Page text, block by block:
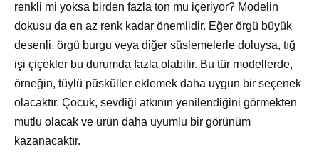
renkli mi yoksa birden fazla ton mu içeriyor? Modelin
dokusu da en az renk kadar önemlidir. Eğer örgü büyük
desenli, örgü burgu veya diğer süslemelerle doluysa, tığ
işi çiçekler bu durumda fazla olabilir. Bu tür modellerde,
örneğin, tüylü püsküller eklemek daha uygun bir seçenek
olacaktır. Çocuk, sevdiği atkının yenilendiğini görmekten
mutlu olacak ve ürün daha uyumlu bir görünüm
kazanacaktır.